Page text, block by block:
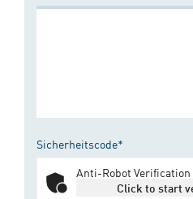
Sicherheitscode*
Anti-Robot Verification
Click to start